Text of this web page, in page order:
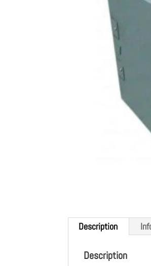
Description
Description